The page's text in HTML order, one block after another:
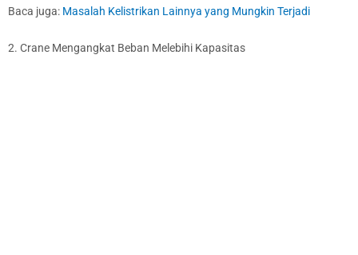
Baca juga: Masalah Kelistrikan Lainnya yang Mungkin Terjadi
2. Crane Mengangkat Beban Melebihi Kapasitas